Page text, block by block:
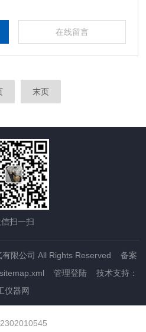
在线留言
末页
扫一扫
有限公司 All Rights Reserved 备案
sitemap.xml 管理登陆 技术支持：
仪器网